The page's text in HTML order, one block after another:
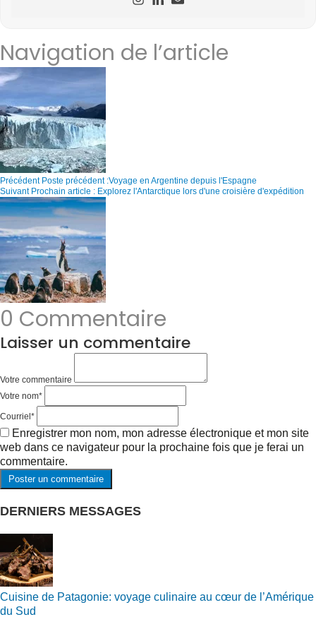
Navigation de l’article
Précédent Poste précédent :Voyage en Argentine depuis l'Espagne
Suivant Prochain article : Explorez l'Antarctique lors d'une croisière d'expédition
0 Commentaire
Laisser un commentaire
Votre commentaire
Votre nom*
Courriel *
Enregistrer mon nom, mon adresse électronique et mon site
web dans ce navigateur pour la prochaine fois que je ferai un
commentaire.
DERNIERS MESSAGES
Cuisine de Patagonie: voyage culinaire au cœur de l’Amérique
du Sud